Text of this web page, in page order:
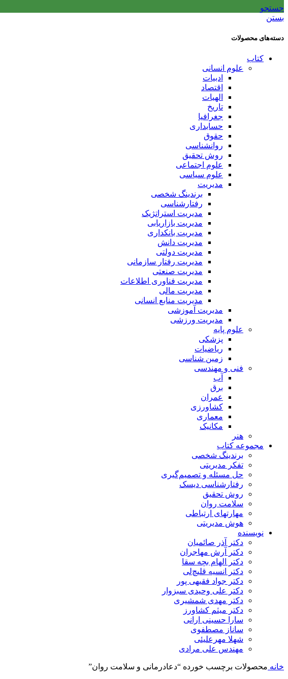
جستجو
بستن
دسته‌های محصولات
کتاب
علوم انسانی
ادبیات
اقتصاد
الهیات
تاریخ
جغرافیا
حسابداری
حقوق
روانشناسی
روش تحقیق
علوم اجتماعی
علوم سیاسی
مدیریت
برندینگ شخصی
رفتارشناسی
مدیریت استراتژیک
مدیریت بازاریابی
مدیریت بانکداری
مدیریت دانش
مدیریت دولتی
مدیریت رفتار سازمانی
مدیریت صنعتی
مدیریت فناوری اطلاعات
مدیریت مالی
مدیریت منابع انسانی
مدیریت آموزشی
مدیریت ورزشی
علوم پایه
پزشکی
ریاضیات
زمین شناسی
فنی و مهندسی
آب
برق
عمران
کشاورزی
معماری
مکانیک
هنر
مجموعه کتاب
برندینگ شخصی
تفکر مدیریتی
حل مسئله و تصمیم‌گیری
رفتارشناسی دیسک
روش تحقیق
سلامت روان
مهارتهای ارتباطی
هوش مدیریتی
نویسنده
دکتر آذر صائمیان
دکتر آرش مهاجران
دکتر الهام بچه سقا
دکتر انسیه قلیچ‌لی
دکتر جواد فقیهی پور
دکتر علی وحیدی سبزوار
دکتر مهدی شمشیری
دکتر میثم کشاورز
سارا حسینی ارانی
ساناز مصطفوی
شهلا مهرعلیئی
مهندس علی مرادی
خانه محصولات برچسب خورده “دعا‌درمانی و سلامت روان”